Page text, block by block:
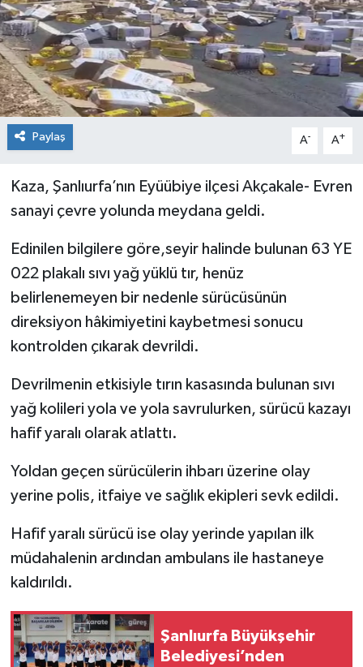
Paylaş A- A+
Kaza, Şanlıurfa’nın Eyüübiye ilçesi Akçakale- Evren
sanayi çevre yolunda meydana geldi.
Edinilen bilgilere göre,seyir halinde bulunan 63 YE
022 plakalı sıvı yağ yüklü tır, henüz
belirlenemeyen bir nedenle sürücüsünün
direksiyon hâkimiyetini kaybetmesi sonucu
kontrolden çıkarak devrildi.
Devrilmenin etkisiyle tırın kasasında bulunan sıvı
yağ kolileri yola ve yola savrulurken, sürücü kazayı
hafif yaralı olarak atlattı.
Yoldan geçen sürücülerin ihbarı üzerine olay
yerine polis, itfaiye ve sağlık ekipleri sevk edildi.
Hafif yaralı sürücü ise olay yerinde yapılan ilk
müdahalenin ardından ambulans ile hastaneye
kaldırıldı.
Şanlıurfa Büyükşehir
Belediyesi’nden